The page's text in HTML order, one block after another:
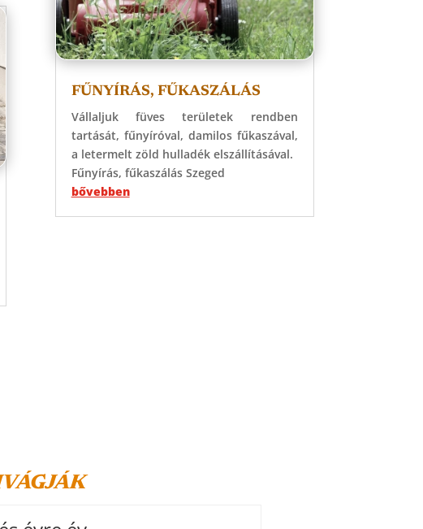
FŰNYÍRÁS, FŰKASZÁLÁS
Vállaljuk füves területek rendben
tartását, fűnyíróval, damilos fűkaszával,
a letermelt zöld hulladék elszállításával.
Fűnyírás, fűkaszálás Szeged
bővebben